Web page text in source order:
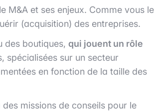
M&A et ses enjeux. Comme vous le
(acquisition) des entreprises.
des boutiques, qui jouent un rôle
spécialisées sur un secteur
en fonction de la taille des
missions de conseils pour le